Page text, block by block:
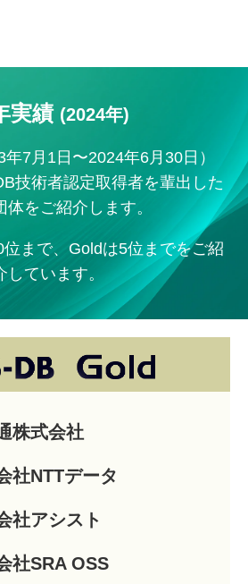
実績 (2024年)
7月1日〜2024年6月30日）
技術者認定取得者を輩出した
体をご紹介します。
まで、Goldは5位までをご紹
しています。
株式会社
社NTTデータ
社アシスト
社SRA OSS